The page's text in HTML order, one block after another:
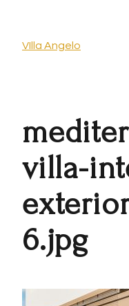
VIlla Angelo
villa-
6.jpg